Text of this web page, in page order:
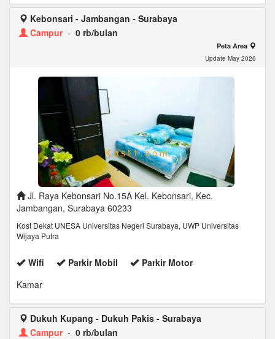
Kebonsari - Jambangan - Surabaya
Campur- 0 rb/bulan
Peta Area
Update May 2026
Jl. Raya Kebonsari No.15A Kel. Kebonsari, Kec.
Jambangan, Surabaya 60233
Kost Dekat UNESA Universitas Negeri Surabaya, UWP Universitas
Wijaya Putra
Wifi Parkir Mobil
Parkir Motor
Kamar
Dukuh Kupang - Dukuh Pakis - Surabaya
Campur- 0 rb/bulan